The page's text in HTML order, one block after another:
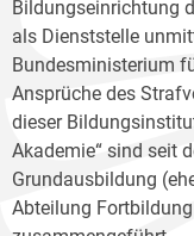
Bildungseinrichtung
als Dienststelle
Bundesministerium
Ansprüche des
dieser
Akademie“ sind seit
Grundausbildung
Abteilung